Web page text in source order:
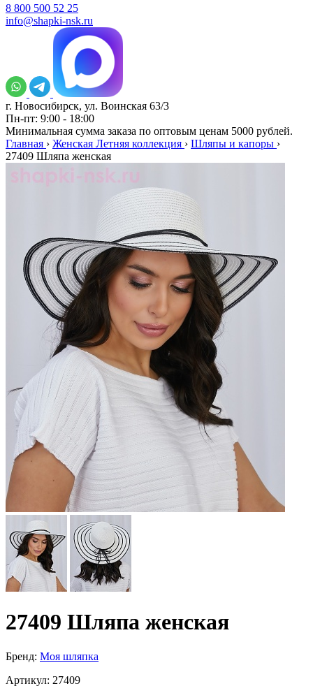
8 800 500 52 25
info@shapki-nsk.ru
г. Новосибирск, ул. Воинская 63/3
Пн-пт: 9:00 - 18:00
Минимальная сумма заказа по оптовым ценам 5000 рублей.
Главная › Женская Летняя коллекция › Шляпы и капоры ›
27409 Шляпа женская
27409 Шляпа женская
Бренд: Моя шляпка
Артикул: 27409